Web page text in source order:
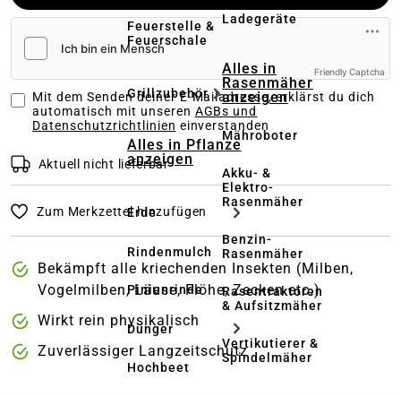
Feuerstelle &
Feuerschale
Grillzubehör
Alles in Pflanze
anzeigen
Erde
Rindenmulch
Pinienrinde
Dünger
Hochbeet
Ladegeräte
Alles in
Rasenmäher
anzeigen
Mähroboter
Akku- &
Elektro-
Rasenmäher
Benzin-
Rasenmäher
Rasentraktoren
& Aufsitzmäher
Vertikutierer &
Spindelmäher
Friendly Captcha
Mit dem Senden deiner E-Mailadresse, erklärst du dich
automatisch mit unseren AGBs und
Datenschutzrichtlinien einverstanden
Aktuell nicht lieferbar
Zum Merkzettel hinzufügen
Bekämpft alle kriechenden Insekten (Milben,
Vogelmilben, Läuse, Flöhe, Zecken etc.)
Wirkt rein physikalisch
Zuverlässiger Langzeitschutz